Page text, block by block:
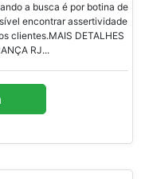
a busca é por botina de
encontrar assertividade
clientes.MAIS DETALHES
RJ...